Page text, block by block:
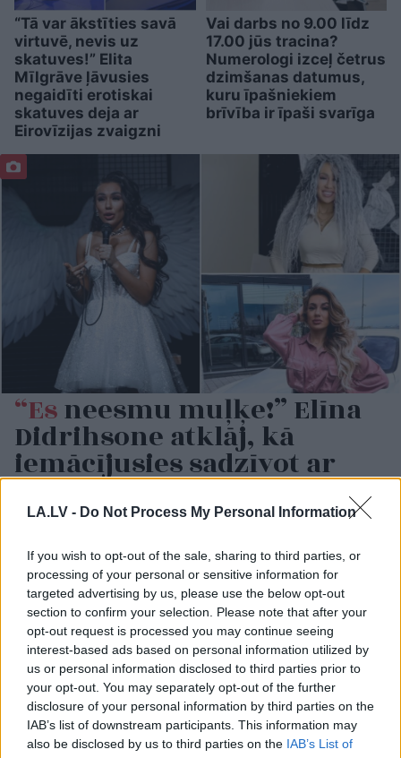
LA.LV - Do Not Process My Personal Information
If you wish to opt-out of the sale, sharing to third parties, or
processing of your personal or sensitive information for
targeted advertising by us, please use the below opt-out
section to confirm your selection. Please note that after your
opt-out request is processed you may continue seeing
interest-based ads based on personal information utilized by
us or personal information disclosed to third parties prior to
your opt-out. You may separately opt-out of the further
disclosure of your personal information by third parties on the
IAB’s list of downstream participants. This information may
also be disclosed by us to third parties on the IAB’s List of
“Tā var ākstīties savā
virtuvē, nevis uz
skatuves!” Elita
Mīlgrāve ļāvusies
negaidīti erotiskai
skatuves deja ar
Eirovīzijas zvaigzni
Vai darbs no 9.00 līdz
17.00 jūs tracina?
Numerologi izceļ četrus
dzimšanas datumus,
kuru īpašniekiem
brīvība ir īpaši svarīga
“Esneesmu muļķe!” Elīna
Didrihsone atklāj, kā
iemācījusies sadzīvot ar
visu, kas par viņu tiek
runāts
LASĪTĀKIE
Ārsti nosauc četrus augļus ar kuru ēšanu
pēc 45 gadu vecuma nevajadzētu pārlieku
aizrauties
Armands Puče: “Skaidrs, ka tas ir
sarunāts “veikals”! Bet vai jūs domājat, ka
visi Latvijā ir muļķi?”
TESTS.Tikai cilvēki ar laucinieka DNS